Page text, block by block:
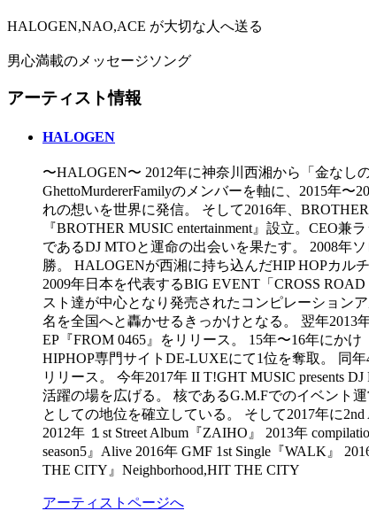
HALOGEN,NAO,ACE が大切な人へ送る
男心満載のメッセージソング
アーティスト情報
HALOGEN
〜HALOGEN〜 2012年に神奈川西湘から「金なし
GhettoMurdererFamilyのメンバーを軸に、2015年
れの想いを世界に発信。 そして2016年、
『BROTHER MUSIC entertainment』設立。CEO
であるDJ MTOと運命の出会いを果たす。 2008年
勝。 HALOGENが西湘に持ち込んだHIP HOPカル
2009年日本を代表するBIG EVENT「CROSS
スト達が中心となり発売されたコンピレーション
名を全国へと轟かせるきっかけとなる。 翌年2013
EP『FROM 0465』をリリース。 15年〜16年にか
HIPHOP専門サイトDE-LUXEにて1位を奪取。 同年
リリース。 今年2017年 II T!GHT MUSIC presents
活躍の場を広げる。 核であるG.M.Fでのイベント
としての地位を確立している。 そして2017年に
2012年 １st Street Album『ZAIHO』 2013年
season5』Alive 2016年 GMF 1st Single『WALK』
THE CITY』Neighborhood,HIT THE CITY
アーティストページへ